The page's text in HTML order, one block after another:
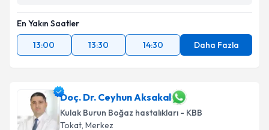
En Yakın Saatler
13:00
13:30 14:30 Daha Fazla
Doç. Dr. Ceyhun Aksakal
Kulak Burun Boğaz hastalıkları - KBB
Tokat, Merkez